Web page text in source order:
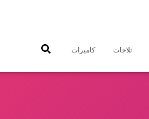
ثلاجات كاميرات